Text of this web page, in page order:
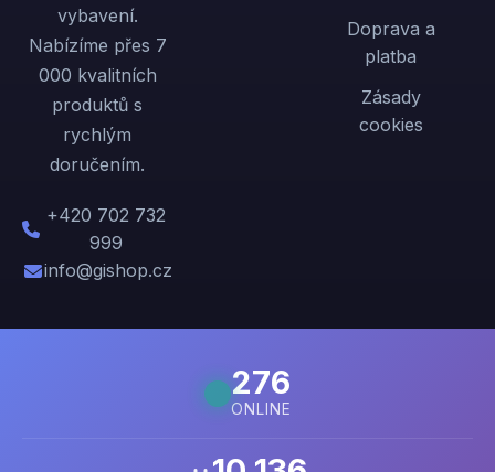
vybavení.
Nabízíme přes 7
000 kvalitních
produktů s
rychlým
doručením.
+420 702 732
999
info@gishop.cz
Doprava a
platba
Zásady
cookies
276
ONLINE